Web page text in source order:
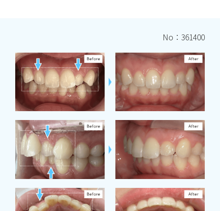
No：361400